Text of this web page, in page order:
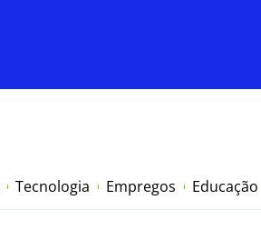
Tecnologia Empregos Educação